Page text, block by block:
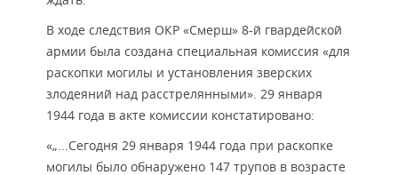
В ходе следствия ОКР «Смерш» 8-й гвардейской
армии была создана специальная комиссия «для
раскопки могилы и установления зверских
злодеяний над расстрелянными». 29 января
1944 года в акте комиссии констатировано:
«„...Сегодня 29 января 1944 года при раскопке
могилы было обнаружено 147 трупов в возрасте